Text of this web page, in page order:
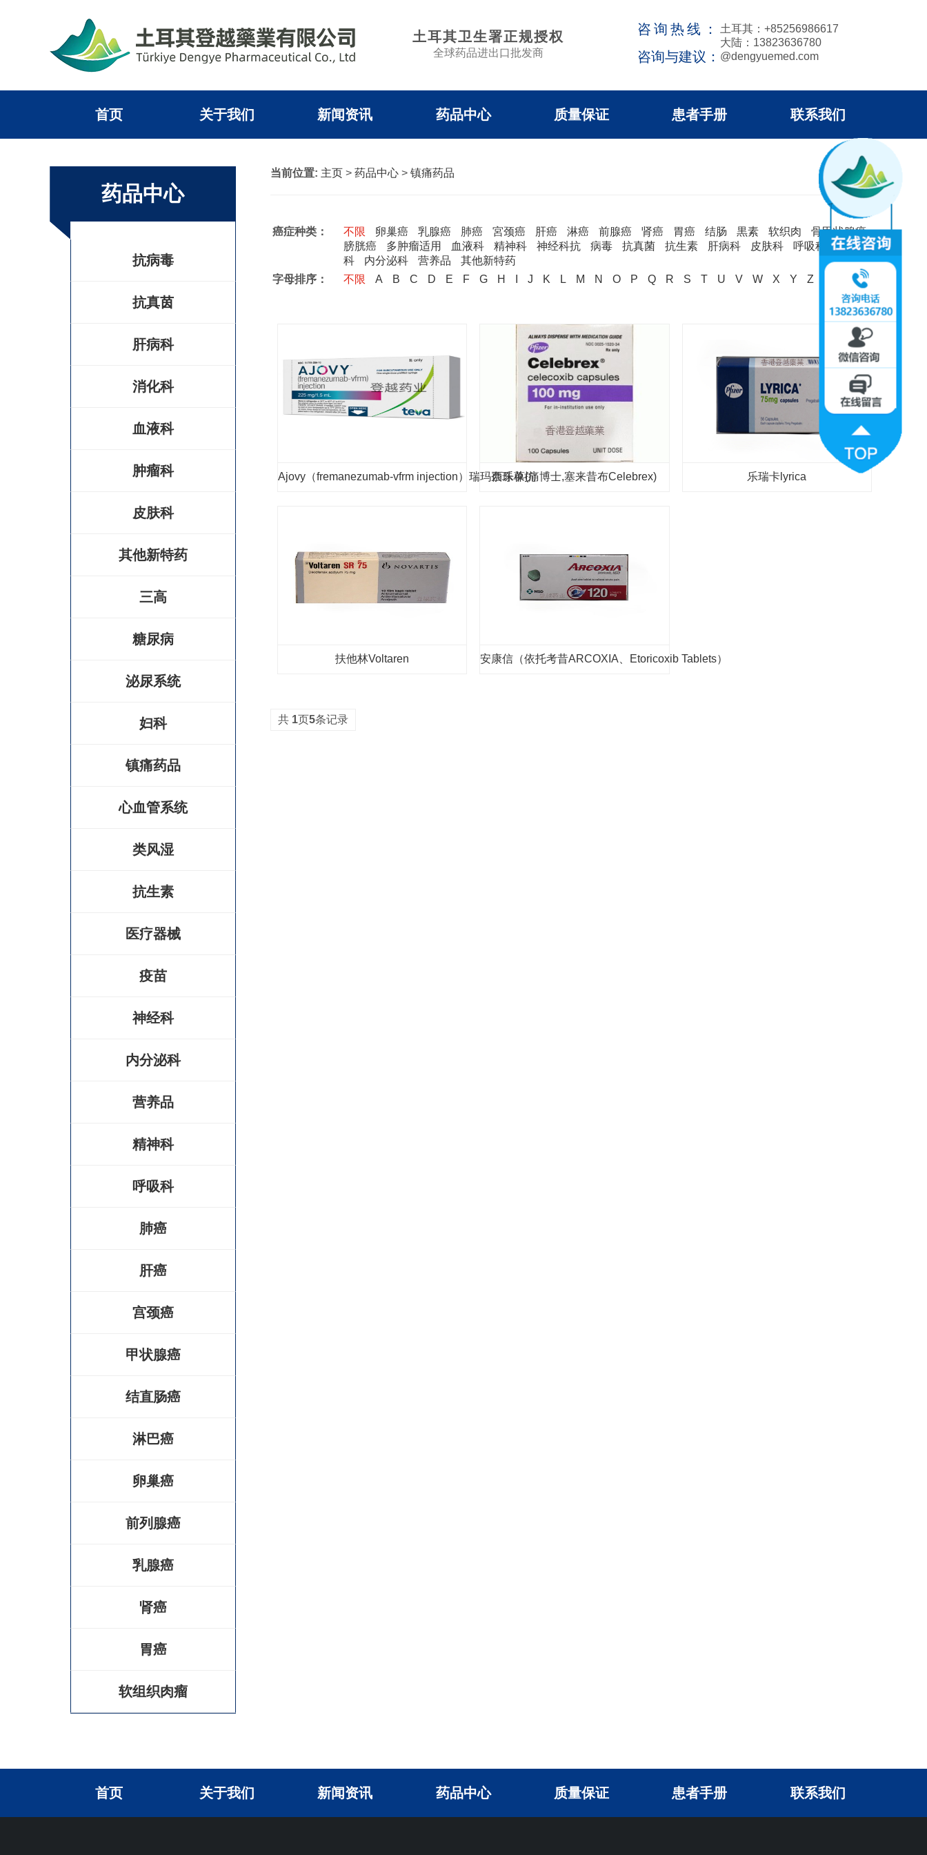
土耳其卫生署正规授权
全球药品进出口批发商
咨询热线：
土耳其：+85256986617
大陆：13823636780
咨询与建议： @dengyuemed.com
首页 关于我们 新闻资讯 药品中心 质量保证 患者手册 联系我们
药品中心
抗病毒
抗真茵
肝病科
消化科
血液科
肿瘤科
皮肤科
其他新特药
三高
糖尿病
泌尿系统
妇科
镇痛药品
心血管系统
类风湿
抗生素
医疗器械
疫苗
神经科
内分泌科
营养品
精神科
呼吸科
肺癌
肝癌
宫颈癌
甲状腺癌
结直肠癌
淋巴癌
卵巢癌
前列腺癌
乳腺癌
肾癌
胃癌
软组织肉瘤
当前位置: 主页 > 药品中心 > 镇痛药品
癌症种类： 不限 卵巢癌 乳腺癌 肺癌 宮颈癌 肝癌 淋癌 前腺癌 肾癌 胃癌 结肠 黒素 软织肉
骨甲状腺癌
膀胱癌
多肿瘤适用 血液科 精神科 神经科抗 病毒 抗真菌 抗生素 肝病科 皮肤科 呼吸科
消化
科
内分泌科 营养品
其他新特药
字母排序：
不限 A B C D E F G H J K L M N O P Q R S T U V W X Y Z
Ajovy（fremanezumab-vfrm injection）瑞玛奈珠单抗西乐葆(痛博士,塞来昔布Celebrex) 乐瑞卡lyrica
扶他林Voltaren 安康信（依托考昔ARCOXIA、Etoricoxib Tablets）
共 1页5条记录
首页 关于我们 新闻资讯 药品中心 质量保证 患者手册 联系我们